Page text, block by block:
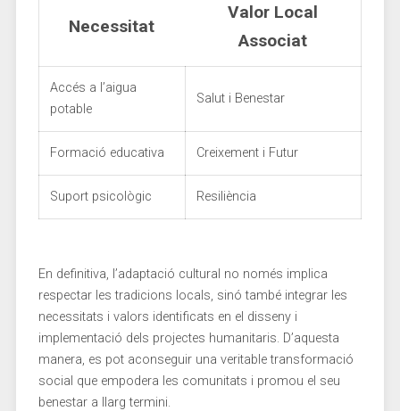
Necessitat
Valor Local
Associat
Accés ⁣a l’aigua
potable
Salut i Benestar
Formació educativa Creixement i Futur
Suport⁣ psicològic Resiliència
En definitiva, l’adaptació cultural no només implica
respectar les tradicions locals, sinó també ​integrar les
necessitats i ‌valors identificats en el disseny ‍i
implementació dels​ projectes humanitaris. D’aquesta
manera, es pot aconseguir una veritable transformació
social‌ que empodera les comunitats​ i ‍promou el⁢ seu
benestar a llarg termini.